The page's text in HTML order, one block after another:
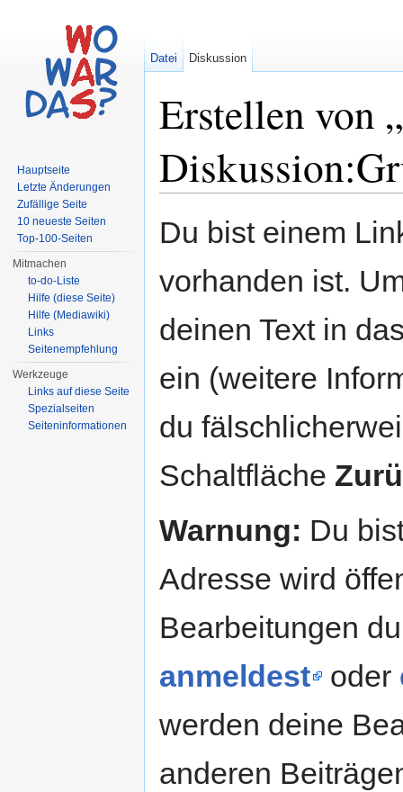
Erstellen von
Du bist einem
vorhanden ist.
deinen Text in
ein (weitere
du
Schaltfläche
Warnung: Du
Adresse wird
Bearbeitungen
anmeldest
oder
werden deine
anderen
Datei Diskussion
Hauptseite
Letzte Änderungen
Zufällige Seite
10 neueste Seiten
Top-100-Seiten
Mitmachen
to-do-Liste
Hilfe (diese Seite)
Hilfe (Mediawiki)
Links
Seitenempfehlung
Werkzeuge
Links auf diese Seite
Spezialseiten
Seiteninformationen